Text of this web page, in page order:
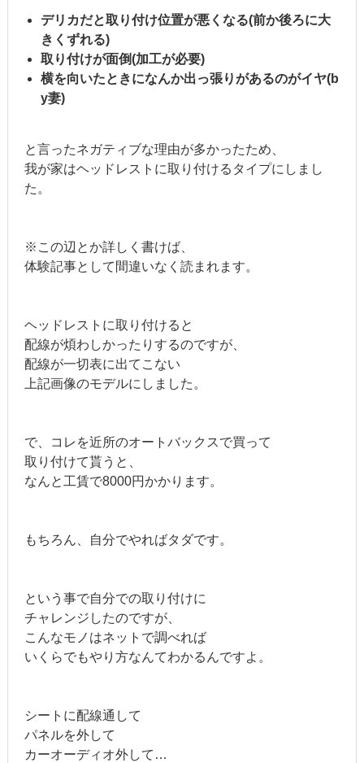
デリカだと取り付け位置が悪くなる(前か後ろに大
きくずれる)
取り付けが面倒(加工が必要)
横を向いたときになんか出っ張りがあるのがイヤ(b
y妻)
と言ったネガティブな理由が多かったため、
我が家はヘッドレストに取り付けるタイプにしまし
た。
※この辺とか詳しく書けば、
体験記事として間違いなく読まれます。
ヘッドレストに取り付けると
配線が煩わしかったりするのですが、
配線が一切表に出てこない
上記画像のモデルにしました。
で、コレを近所のオートバックスで買って
取り付けて貰うと、
なんと工賃で8000円かかります。
もちろん、自分でやればタダです。
という事で自分での取り付けに
チャレンジしたのですが、
こんなモノはネットで調べれば
いくらでもやり方なんてわかるんですよ。
シートに配線通して
パネルを外して
カーオーディオ外して…